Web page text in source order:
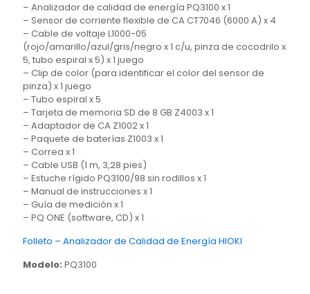
– Analizador de calidad de energía PQ3100 x 1
– Sensor de corriente flexible de CA CT7046 (6000 A) x 4
– Cable de voltaje L1000-05
(rojo/amarillo/azul/gris/negro x 1 c/u, pinza de cocodrilo x
5, tubo espiral x 5) x 1 juego
– Clip de color (para identificar el color del sensor de
pinza) x 1 juego
– Tubo espiral x 5
– Tarjeta de memoria SD de 8 GB Z4003 x 1
– Adaptador de CA Z1002 x 1
– Paquete de baterías Z1003 x 1
– Correa x 1
– Cable USB (1 m, 3,28 pies)
– Estuche rígido PQ3100/98 sin rodillos x 1
– Manual de instrucciones x 1
– Guía de medición x 1
– PQ ONE (software, CD) x 1
Folleto – Analizador de Calidad de Energía HIOKI
Modelo: PQ3100